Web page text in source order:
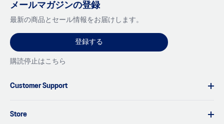
メールマガジンの登録
最新の商品とセール情報をお届けします。
登録する
購読停止はこちら
Customer Support
Store